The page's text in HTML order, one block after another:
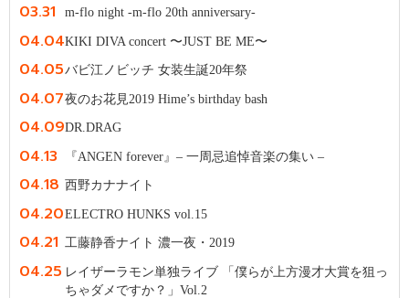
03.31 m-flo night -m-flo 20th anniversary-
04.04KIKI DIVA concert 〜JUST BE ME〜
04.05バビ江ノビッチ 女装生誕20年祭
04.07夜のお花見2019 Hime’s birthday bash
04.09DR.DRAG
04.13 『ANGEN forever』– 一周忌追悼音楽の集い –
04.18 西野カナナイト
04.20ELECTRO HUNKS vol.15
04.21 工藤静香ナイト 濃一夜・2019
04.25 レイザーラモン単独ライブ 「僕らが上方漫才大賞を狙っ
ちゃダメですか？」Vol.2